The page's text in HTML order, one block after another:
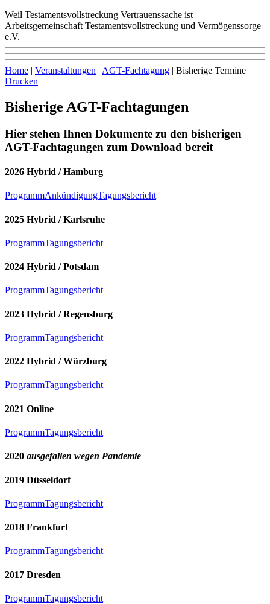
Weil Testamentsvollstreckung Vertrauenssache ist
Arbeitsgemeinschaft Testamentsvollstreckung und Vermögenssorge
e.V.
Home | Veranstaltungen | AGT-Fachtagung | Bisherige Termine
Drucken
Bisherige AGT-Fachtagungen
Hier stehen Ihnen Dokumente zu den bisherigen
AGT-Fachtagungen zum Download bereit
2026 Hybrid / Hamburg
ProgrammAnkündigungTagungsbericht
2025 Hybrid / Karlsruhe
ProgrammTagungsbericht
2024 Hybrid / Potsdam
ProgrammTagungsbericht
2023 Hybrid / Regensburg
ProgrammTagungsbericht
2022 Hybrid / Würzburg
ProgrammTagungsbericht
2021 Online
ProgrammTagungsbericht
2020 ausgefallen wegen Pandemie
2019 Düsseldorf
ProgrammTagungsbericht
2018 Frankfurt
ProgrammTagungsbericht
2017 Dresden
ProgrammTagungsbericht